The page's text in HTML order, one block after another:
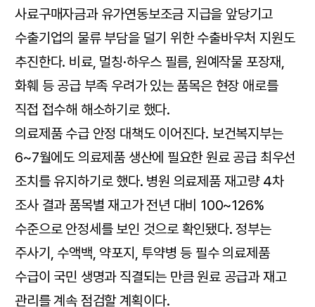
사료구매자금과 유가연동보조금 지급을 앞당기고
수출기업의 물류 부담을 덜기 위한 수출바우처 지원도
추진한다. 비료, 멀칭·하우스 필름, 원예작물 포장재,
화훼 등 공급 부족 우려가 있는 품목은 현장 애로를
직접 접수해 해소하기로 했다.
의료제품 수급 안정 대책도 이어진다. 보건복지부는
6~7월에도 의료제품 생산에 필요한 원료 공급 최우선
조치를 유지하기로 했다. 병원 의료제품 재고량 4차
조사 결과 품목별 재고가 전년 대비 100~126%
수준으로 안정세를 보인 것으로 확인됐다. 정부는
주사기, 수액백, 약포지, 투약병 등 필수 의료제품
수급이 국민 생명과 직결되는 만큼 원료 공급과 재고
관리를 계속 점검할 계획이다.